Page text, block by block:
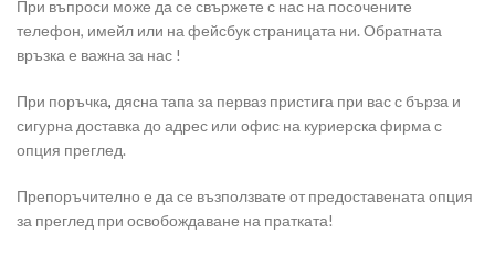
При въпроси може да се свържете с нас на посочените
телефон, имейл или на фейсбук страницата ни. Обратната
връзка е важна за нас !
При поръчка, дясна тапа за перваз пристига при вас с бърза и
сигурна доставка до адрес или офис на куриерска фирма с
опция преглед.
Препоръчително е да се възползвате от предоставената опция
за преглед при освобождаване на пратката!